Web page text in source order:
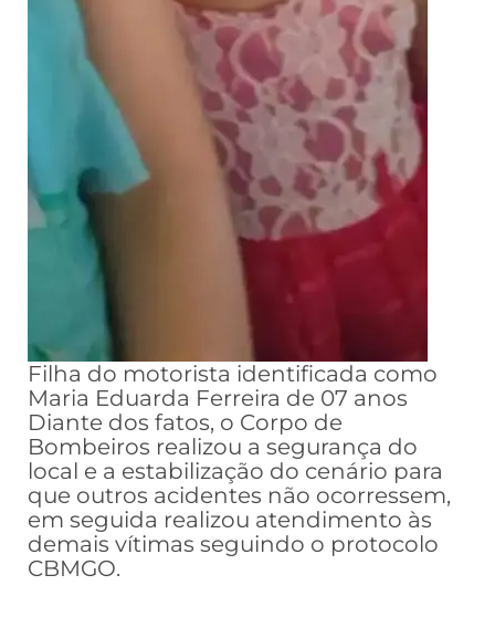
Filha do motorista identificada como
Maria Eduarda Ferreira de 07 anos
Diante dos fatos, o Corpo de
Bombeiros realizou a segurança do
local e a estabilização do cenário para
que outros acidentes não ocorressem,
em seguida realizou atendimento às
demais vítimas seguindo o protocolo
CBMGO.